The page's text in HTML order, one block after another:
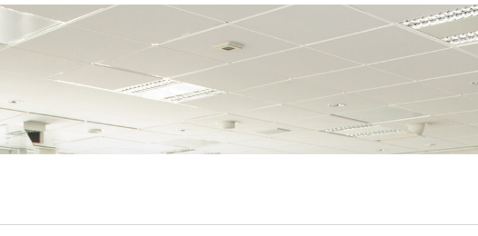
lange kein Ende in Sicht!
wenn sie auf ihre 20-, 25-, 30- und gar 40-jährige
Dr. Karl-Heinz Dernoscheg, MBA langjährige Branchenmitglieder
zeigte sich wie vielfältig und hoch-innovativ die Branche ist. In
Innenarchitektur, Kulturtechnik- und Wasserwirtschaft,
weiter zu vernetzen.